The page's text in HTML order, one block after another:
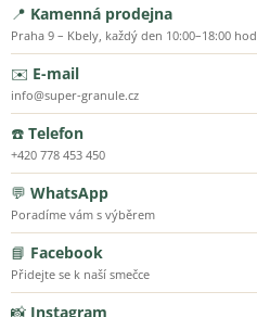
📍 Kamenná prodejna
Praha 9 – Kbely, každý den 10:00–18:00 hod
✉️ E-mail
info@super-granule.cz
☎️ Telefon
+420 778 453 450
💬 WhatsApp
Poradíme vám s výběrem
📘 Facebook
Přidejte se k naší smečce
📸 Instagram